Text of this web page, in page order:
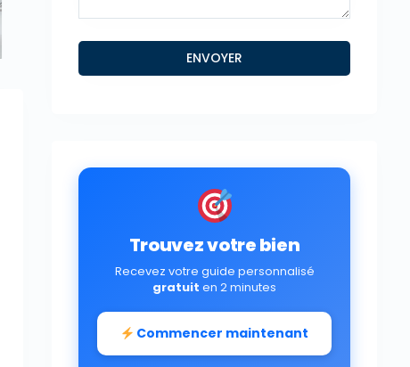
Trouvez votre bien
Recevez votre guide personnalisé
gratuit en 2 minutes
Commencer maintenant